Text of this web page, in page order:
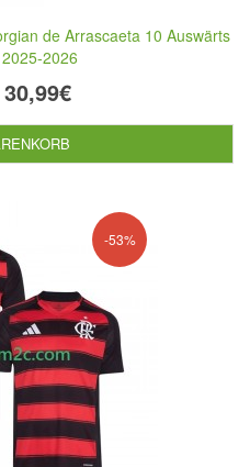
de Arrascaeta 10 Auswärts
2026
30,99€
-53%